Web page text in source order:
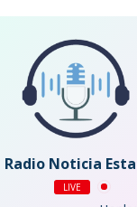
Radio Noticia
LIVE